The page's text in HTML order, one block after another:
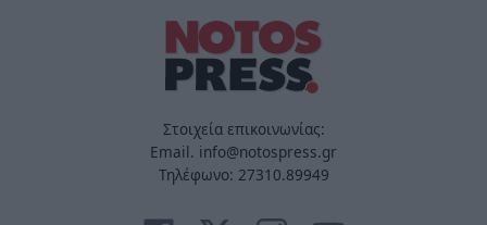
Στοιχεία επικοινωνίας:
Email. info@notospress.gr
Τηλέφωνο: 27310.89949